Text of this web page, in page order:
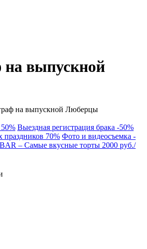
выпускной
на выпускной Люберцы
Выездная регистрация брака -50%
праздников 70% Фото и видеосъемка -
– Самые вкусные торты 2000 руб./